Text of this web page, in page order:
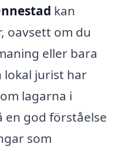
kan
oavsett om du
eller bara
lokal jurist har
lagarna i
en god förståelse
som